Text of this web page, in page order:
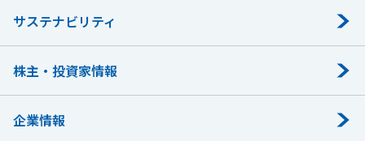
サステナビリティ
株主・投資家情報
企業情報